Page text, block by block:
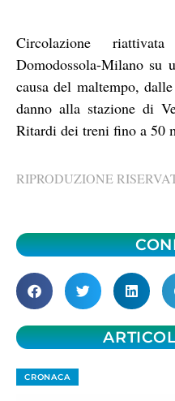
Circolazione
Domodossola-Milano su
causa del maltempo,
danno alla stazione di
Ritardi dei treni fino a 50
RIPRODUZIONE
CRONACA